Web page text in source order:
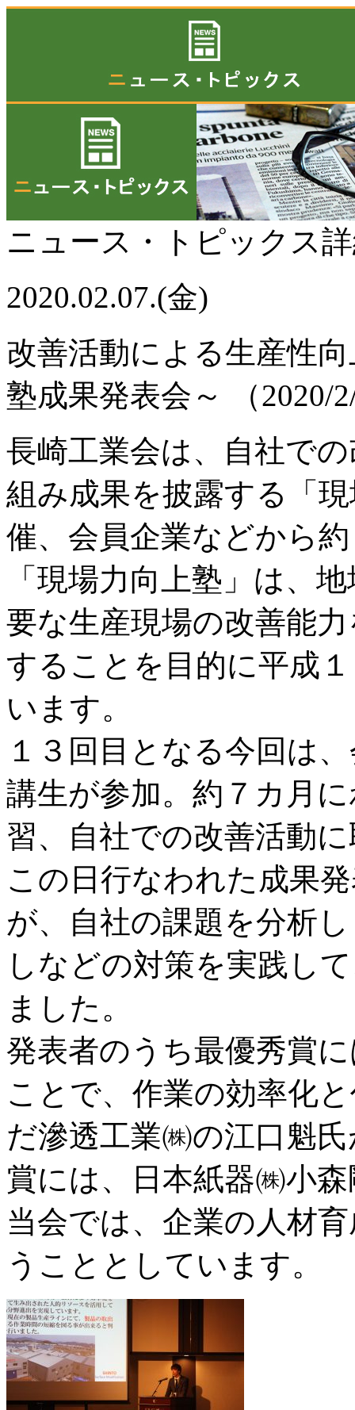
ニュース・トピックス
2020.02.07.(金)
改善活動による生産性
塾成果発表会～ （2020/
長崎工業会は、自社で
組み成果を披露する「
催、会員企業などから
「現場力向上塾」は、
要な生産現場の改善能
することを目的に平成
います。
１３回目となる今回は
講生が参加。約７カ月
習、自社での改善活動
この日行なわれた成果
が、自社の課題を分析
しなどの対策を実践し
ました。
発表者のうち最優秀賞
ことで、作業の効率化
だ滲透工業㈱の江口魁
賞には、日本紙器㈱小
当会では、企業の人材
うこととしています。